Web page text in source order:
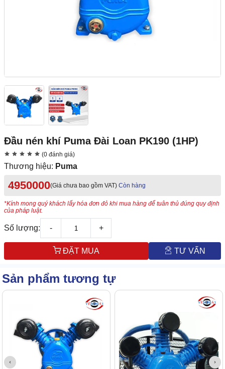
Đầu nén khí Puma Đài Loan PK190 (1HP)
(0 đánh giá)
Thương hiệu: Puma
4950000(Giá chưa bao gồm VAT) Còn hàng
*Kính mong quý khách lấy hóa đơn đỏ khi mua hàng để tuân thủ đúng quy định
của pháp luật.
Số lượng: - +
ĐẶT MUA TƯ VẤN
Sản phẩm tương tự